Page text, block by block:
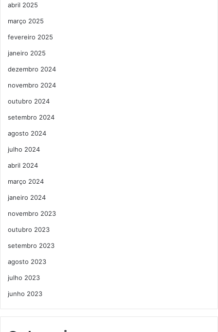
abril 2025
março 2025
fevereiro 2025
janeiro 2025
dezembro 2024
novembro 2024
outubro 2024
setembro 2024
agosto 2024
julho 2024
abril 2024
março 2024
janeiro 2024
novembro 2023
outubro 2023
setembro 2023
agosto 2023
julho 2023
junho 2023